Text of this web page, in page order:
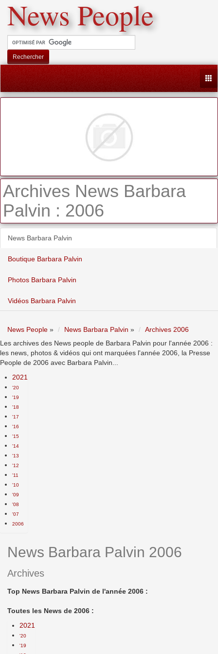
News People
Rechercher
Archives News Barbara
Palvin : 2006
News Barbara Palvin
Boutique Barbara Palvin
Photos Barbara Palvin
Vidéos Barbara Palvin
News People » News Barbara Palvin »
Archives 2006
Les archives des News people de Barbara Palvin pour l'année 2006 :
les news, photos & vidéos qui ont marquées l'année 2006, la Presse
People de 2006 avec Barbara Palvin...
2021
'20
'19
'18
'17
'16
'15
'14
'13
'12
'11
'10
'09
'08
'07
2006
News Barbara Palvin 2006
Archives
Top News Barbara Palvin de l'année 2006 :
Toutes les News de 2006 :
2021
'20
'19